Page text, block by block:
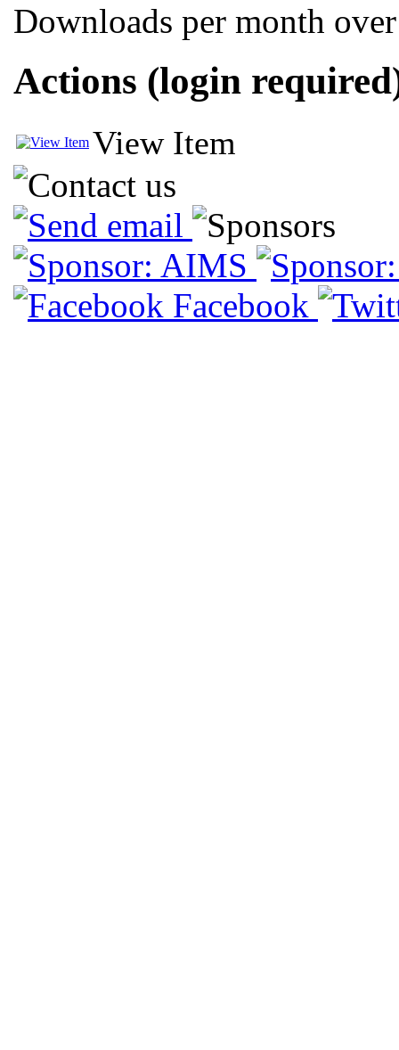
Downloads per month
Actions (login
View Item
Facebook